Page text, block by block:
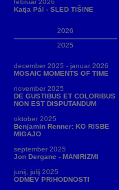
februar 2026
Katja Pál - SLED TIŠINE
2026
2025
december 2025 - januar 2026
MOSAIC MOMENTS OF TIME
november 2025
DE GUSTIBUS ET COLORIBUS
NON EST DISPUTANDUM
oktober 2025
Benjamin Renner: KO RISBE
MIGAJO
september 2025
Jon Derganc - MANIRIZMI
junij, julij 2025
ODMEV PRIHODNOSTI